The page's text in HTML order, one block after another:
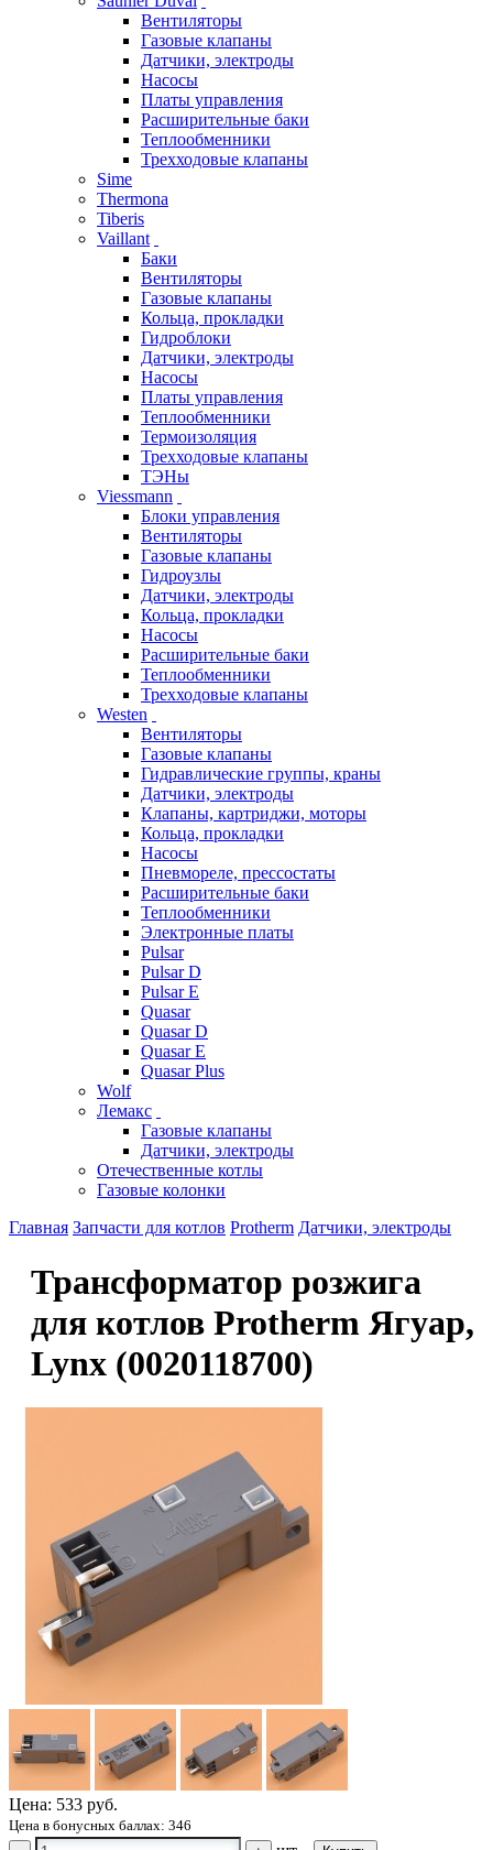
Вентиляторы
Газовые клапаны
Датчики, электроды
Насосы
Платы управления
Расширительные баки
Теплообменники
Трехходовые клапаны
Sime
Thermona
Tiberis
Vaillant
Баки
Вентиляторы
Газовые клапаны
Кольца, прокладки
Гидроблоки
Датчики, электроды
Насосы
Платы управления
Теплообменники
Термоизоляция
Трехходовые клапаны
ТЭНы
Viessmann
Блоки управления
Вентиляторы
Газовые клапаны
Гидроузлы
Датчики, электроды
Кольца, прокладки
Насосы
Расширительные баки
Теплообменники
Трехходовые клапаны
Westen
Вентиляторы
Газовые клапаны
Гидравлические группы, краны
Датчики, электроды
Клапаны, картриджи, моторы
Кольца, прокладки
Насосы
Пневмореле, прессостаты
Расширительные баки
Теплообменники
Электронные платы
Pulsar
Pulsar D
Pulsar E
Quasar
Quasar D
Quasar E
Quasar Plus
Wolf
Лемакс
Газовые клапаны
Датчики, электроды
Отечественные котлы
Газовые колонки
Главная Запчасти для котлов Protherm Датчики, электроды
Трансформатор розжига
для котлов Protherm Ягуар,
Lynx (0020118700)
Цена: 533 руб.
Цена в бонусных баллах: 346